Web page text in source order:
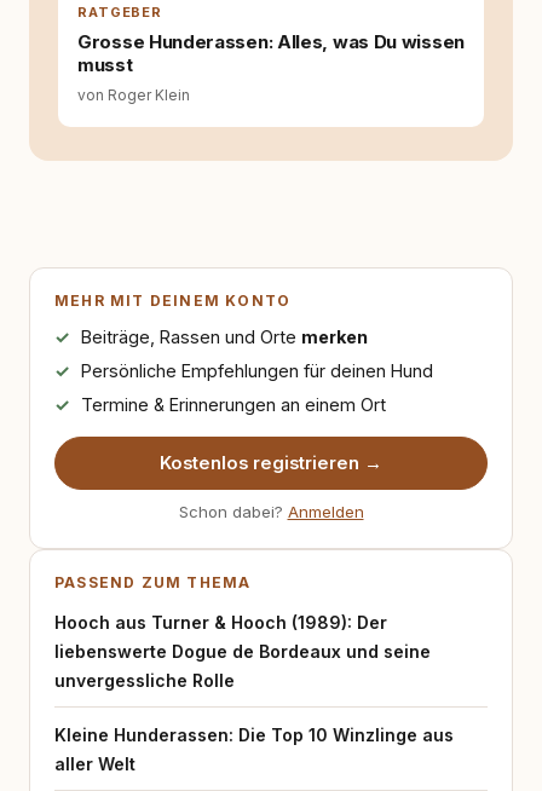
RATGEBER
Grosse Hunderassen: Alles, was Du wissen
musst
von Roger Klein
MEHR MIT DEINEM KONTO
Beiträge, Rassen und Orte merken
Persönliche Empfehlungen für deinen Hund
Termine & Erinnerungen an einem Ort
Kostenlos registrieren →
Schon dabei? Anmelden
PASSEND ZUM THEMA
Hooch aus Turner & Hooch (1989): Der
liebenswerte Dogue de Bordeaux und seine
unvergessliche Rolle
Kleine Hunderassen: Die Top 10 Winzlinge aus
aller Welt